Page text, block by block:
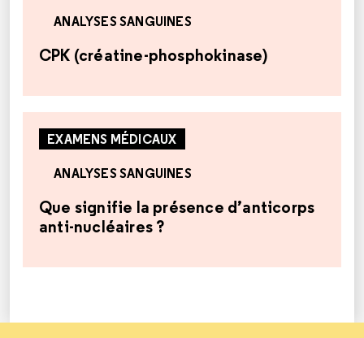
ANALYSES SANGUINES
CPK (créatine-phosphokinase)
EXAMENS MÉDICAUX
ANALYSES SANGUINES
Que signifie la présence d’anticorps
anti-nucléaires ?